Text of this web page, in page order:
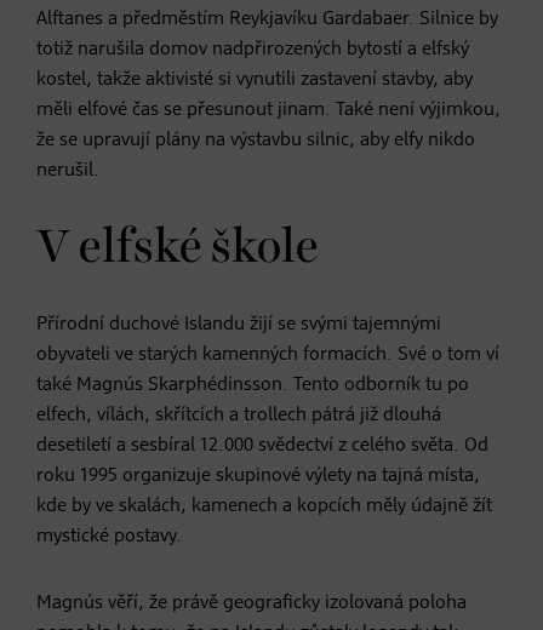
Alftanes a předměstím Reykjavíku Gardabaer. Silnice by
totiž narušila domov nadpřirozených bytostí a elfský
kostel, takže aktivisté si vynutili zastavení stavby, aby
měli elfové čas se přesunout jinam. Také není výjimkou,
že se upravují plány na výstavbu silnic, aby elfy nikdo
nerušil.
V elfské škole
Přírodní duchové Islandu žijí se svými tajemnými
obyvateli ve starých kamenných formacích. Své o tom ví
také Magnús Skarphédinsson. Tento odborník tu po
elfech, vílách, skřítcích a trollech pátrá již dlouhá
desetiletí a sesbíral 12.000 svědectví z celého světa. Od
roku 1995 organizuje skupinové výlety na tajná místa,
kde by ve skalách, kamenech a kopcích měly údajně žít
mystické postavy.
Magnús věří, že právě geograficky izolovaná poloha